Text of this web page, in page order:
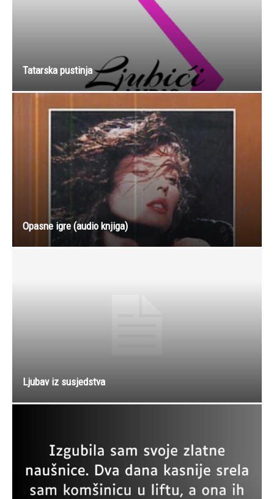
Tatarska pustinja
Opasne igre (audio knjiga)
Ljubav iz susjedstva